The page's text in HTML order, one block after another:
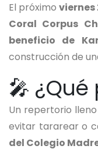
El próximo viernes
Coral Corpus
beneficio de
construcción de
🎤
Un repertorio
evitar tararear o
del Colegio